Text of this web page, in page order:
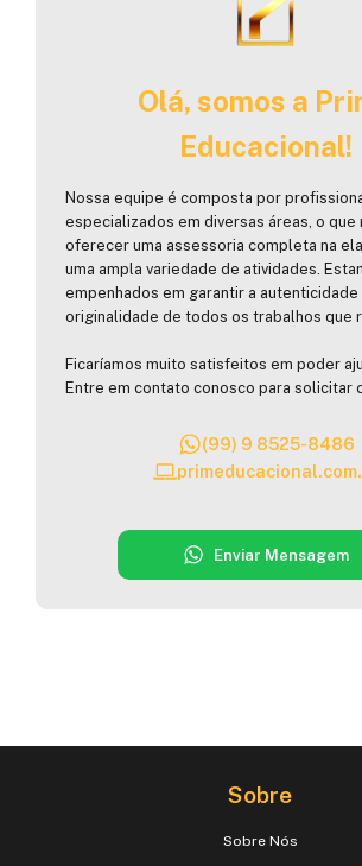
Olá, somos a
Educacional!
Nossa equipe é composta por
especializados em diversas áreas, o que
oferecer uma assessoria completa na
uma ampla variedade de atividades.
empenhados em garantir a autenticidade
originalidade de todos os trabalhos que
Ficaríamos muito satisfeitos em poder
Entre em contato conosco para solicitar
(99) 9 8525-8486
Enviar Mensagem
Sobre
Sobre Nós